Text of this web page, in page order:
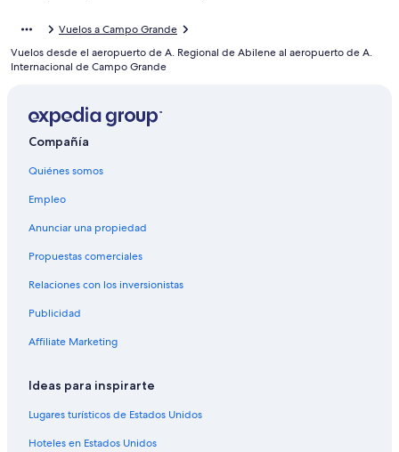
Hoteles en Campo Grande
Hoteles en Nova São Bento
Hoteles en José Abrão
Hoteles en Carandá Bosque
Hoteles en Vila Leda
Hoteles cerca de Centro comercial Norte Sul Plaza Shopping
Hoteles en Jaraguari
Hoteles en Terenos
Hoteles en Núcleo Industrial
Hoteles cerca de Centro Comercial Campo Grande
Hoteles en Ribas do Rio Pardo
Hoteles en Villa Quito
Hoteles en Monte Líbano
Vuelos a Campo Grande
Vuelos desde el aeropuerto de A. Regional de Abilene al aeropuerto de A.
Internacional de Campo Grande
Compañía
Quiénes somos
Empleo
Anunciar una propiedad
Propuestas comerciales
Relaciones con los inversionistas
Publicidad
Affiliate Marketing
Ideas para inspirarte
Lugares turísticos de Estados Unidos
Hoteles en Estados Unidos